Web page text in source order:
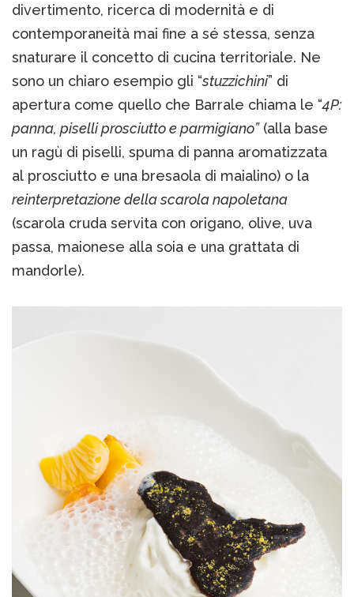
divertimento, ricerca di modernità e di
contemporaneità mai fine a sé stessa, senza
snaturare il concetto di cucina territoriale. Ne
sono un chiaro esempio gli “stuzzichini” di
apertura come quello che Barrale chiama le “4P:
panna, piselli prosciutto e parmigiano”(alla base
un ragù di piselli, spuma di panna aromatizzata
al prosciutto e una bresaola di maialino) o la
reinterpretazione della scarola napoletana
(scarola cruda servita con origano, olive, uva
passa, maionese alla soia e una grattata di
mandorle).